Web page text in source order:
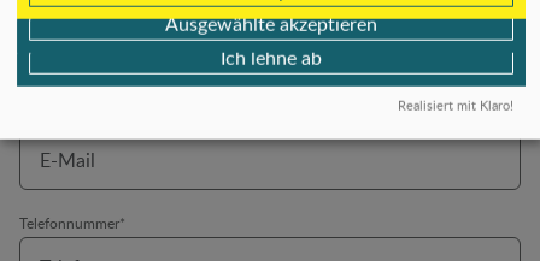
Familienname*
Telefonnummer*
Ich lehne ab
Ausgewählte akzeptieren
Realisiert mit Klaro!